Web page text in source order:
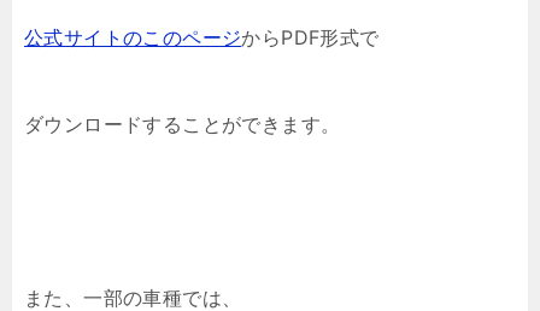
公式サイトのこのページからPDF形式で
ダウンロードすることができます。
また、一部の車種では、